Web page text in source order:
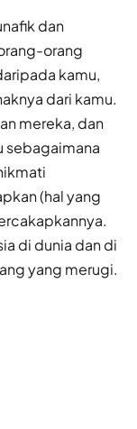
dan
orang
kamu,
dari kamu.
mereka, dan
sebagaimana
(hal yang
di dunia dan di
yang merugi.